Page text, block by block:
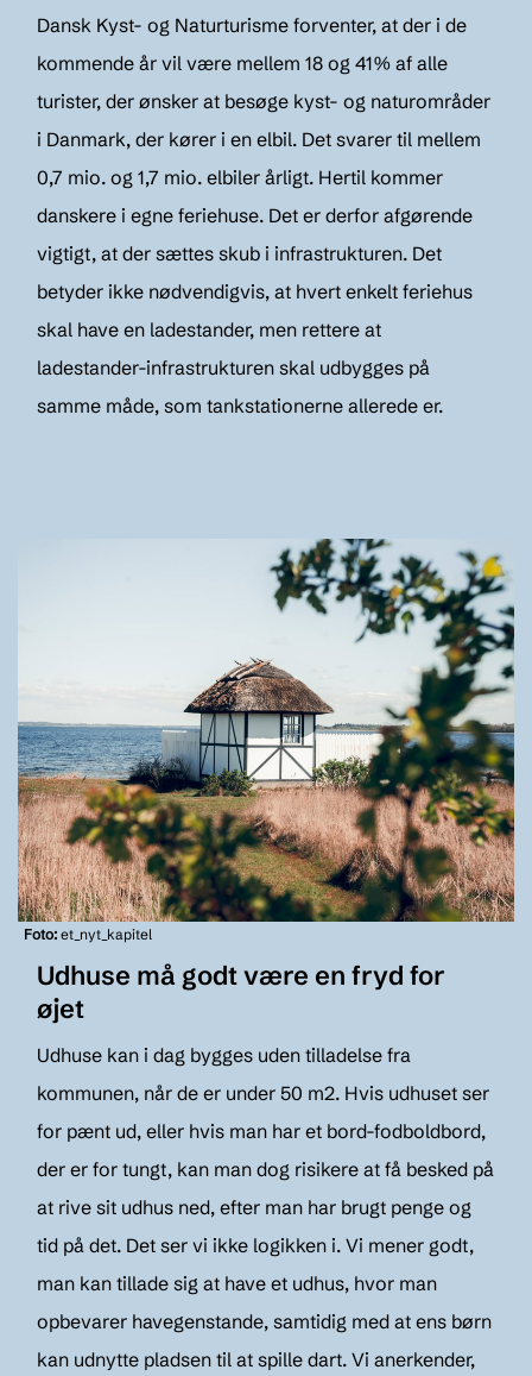
Dansk Kyst- og Naturturisme forventer, at der i de
kommende år vil være mellem 18 og 41% af alle
turister, der ønsker at besøge kyst- og naturområder
i Danmark, der kører i en elbil. Det svarer til mellem
0,7 mio. og 1,7 mio. elbiler årligt. Hertil kommer
danskere i egne feriehuse. Det er derfor afgørende
vigtigt, at der sættes skub i infrastrukturen. Det
betyder ikke nødvendigvis, at hvert enkelt feriehus
skal have en ladestander, men rettere at
ladestander-infrastrukturen skal udbygges på
samme måde, som tankstationerne allerede er.
Foto: et_nyt_kapitel
Udhuse må godt være en fryd for
øjet
Udhuse kan i dag bygges uden tilladelse fra
kommunen, når de er under 50 m2. Hvis udhuset ser
for pænt ud, eller hvis man har et bord-fodboldbord,
der er for tungt, kan man dog risikere at få besked på
at rive sit udhus ned, efter man har brugt penge og
tid på det. Det ser vi ikke logikken i. Vi mener godt,
man kan tillade sig at have et udhus, hvor man
opbevarer havegenstande, samtidig med at ens børn
kan udnytte pladsen til at spille dart. Vi anerkender,